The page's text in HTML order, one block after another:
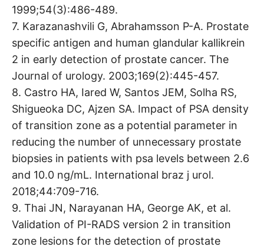
1999;54(3):486-489.
7. Karazanashvili G, Abrahamsson P-A. Prostate
specific antigen and human glandular kallikrein
2 in early detection of prostate cancer. The
Journal of urology. 2003;169(2):445-457.
8. Castro HA, Iared W, Santos JEM, Solha RS,
Shigueoka DC, Ajzen SA. Impact of PSA density
of transition zone as a potential parameter in
reducing the number of unnecessary prostate
biopsies in patients with psa levels between 2.6
and 10.0 ng/mL. International braz j urol.
2018;44:709-716.
9. Thai JN, Narayanan HA, George AK, et al.
Validation of PI-RADS version 2 in transition
zone lesions for the detection of prostate